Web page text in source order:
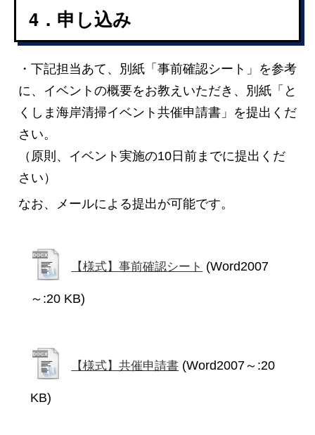
4．申し込み
・下記担当あて、別紙「事前確認シート」を参考
に、イベントの概要をお教えいただき、別紙「と
くしま海岸清掃イベント共催申請書」を提出くだ
さい。
（原則、イベント実施の10日前までに提出くだ
さい）
なお、メールによる提出が可能です。
【様式】事前確認シート (Word2007
～:20 KB)
【様式】共催申請書 (Word2007～:20
KB)